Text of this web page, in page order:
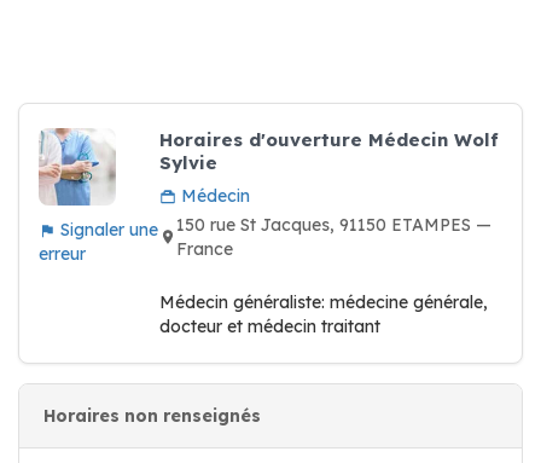
Signaler une
erreur
Horaires d'ouverture Médecin Wolf
Sylvie
Médecin
150 rue St Jacques, 91150 ETAMPES —
France
Médecin généraliste: médecine générale,
docteur et médecin traitant
Horaires non renseignés